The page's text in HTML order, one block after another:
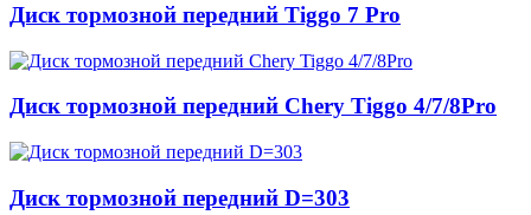
Диск тормозной передний Tiggo 7 Pro
Диск тормозной передний Chery Tiggo 4/7/8Pro
Диск тормозной передний D=303